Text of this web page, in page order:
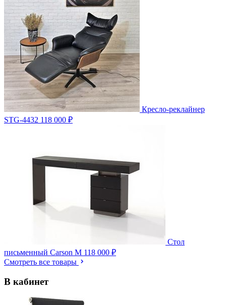
Кресло-реклайнер
STG-4432 118 000 ₽
Стол
письменный Carson M 118 000 ₽
Смотреть все товары
В кабинет